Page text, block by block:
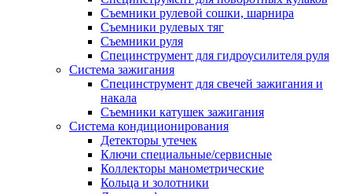
Съемники рулевой сошки, шарнира
Съемники рулевых тяг
Съемники руля
Специнструмент для гидроусилителя руля
Система зажигания
Специнструмент для свечей зажигания и
накала
Съемники катушек зажигания
Система кондиционирования
Детекторы утечек
Ключи специальные/сервисные
Коллекторы манометрические
Кольца и золотники